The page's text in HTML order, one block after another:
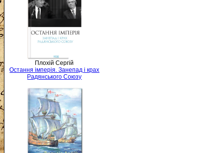
Плохій Сергій
Остання імперія. Занепад і крах
Радянського Союзу